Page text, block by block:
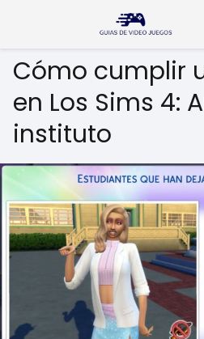
Cómo cumplir
en Los Sims 4:
instituto